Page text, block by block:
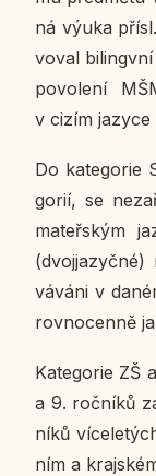
ná výuka
vo­val
po­vo­le­ní
v cizím jazyce
Do ka­te­go­rie
go­rií, se
ma­teř­ským
(dvoj­ja­zyč­né)
vá­vá­ni v
rov­no­cen­ně
Ka­te­go­rie ZŠ
a 9. roč­ní­ků
ní­ků
ním a